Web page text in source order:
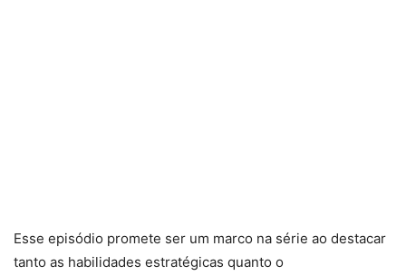
Esse episódio promete ser um marco na série ao destacar
tanto as habilidades estratégicas quanto o